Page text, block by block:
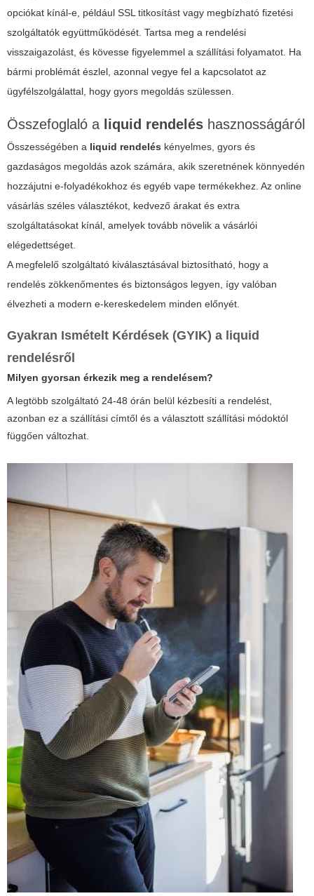
opciókat kínál-e, például SSL titkosítást vagy megbízható fizetési
szolgáltatók együttműködését. Tartsa meg a rendelési
visszaigazolást, és kövesse figyelemmel a szállítási folyamatot. Ha
bármi problémát észlel, azonnal vegye fel a kapcsolatot az
ügyfélszolgálattal, hogy gyors megoldás szülessen.
Összefoglaló a liquid rendelés hasznosságáról
Összességében a liquid rendelés kényelmes, gyors és
gazdaságos megoldás azok számára, akik szeretnének könnyedén
hozzájutni e-folyadékokhoz és egyéb vape termékekhez. Az online
vásárlás széles választékot, kedvező árakat és extra
szolgáltatásokat kínál, amelyek tovább növelik a vásárlói
elégedettséget.
A megfelelő szolgáltató kiválasztásával biztosítható, hogy a
rendelés zökkenőmentes és biztonságos legyen, így valóban
élvezheti a modern e-kereskedelem minden előnyét.
Gyakran Ismételt Kérdések (GYIK) a liquid
rendelésről
Milyen gyorsan érkezik meg a rendelésem?
A legtöbb szolgáltató 24-48 órán belül kézbesíti a rendelést,
azonban ez a szállítási címtől és a választott szállítási módoktól
függően változhat.